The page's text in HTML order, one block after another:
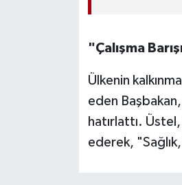
"Çalışma
Ülkenin
eden Başbakan,
hatırlattı.
ederek,